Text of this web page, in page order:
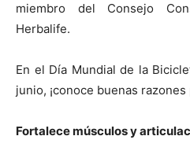
miembro del Consejo
Herbalife.
En el Día Mundial de la
junio, ¡conoce buenas razones
Fortalece músculos y